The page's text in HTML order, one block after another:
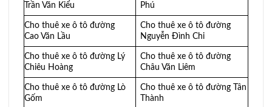
Trần Văn Kiểu
Phú
Cho thuê xe ô tô đường
Cao Văn Lầu
Cho thuê xe ô tô đường
Nguyễn Đình Chi
Cho thuê xe ô tô đường Lý
Chiêu Hoàng
Cho thuê xe ô tô đường
Châu Văn Liêm
Cho thuê xe ô tô đường Lò
Gốm
Cho thuê xe ô tô đường Tân
Thành